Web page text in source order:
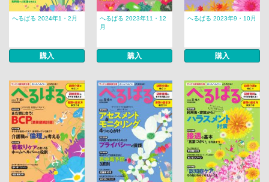
へるぱる 2024年1・2月
購入
へるぱる 2023年11・12
月
購入
へるぱる 2023年9・10月
購入